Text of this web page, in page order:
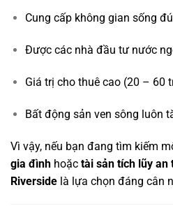
Cung cấp không gian sống
Được các nhà đầu tư nước
Giá trị cho thuê cao (20 – 60
Bất động sản ven sông luôn
Vì vậy, nếu bạn đang tìm kiếm
gia đình hoặc tài sản tích lũy an
Riverside là lựa chọn đáng cân